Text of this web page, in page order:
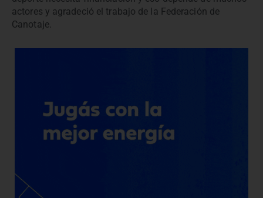
actores y agradeció el trabajo de la Federación de
Canotaje.